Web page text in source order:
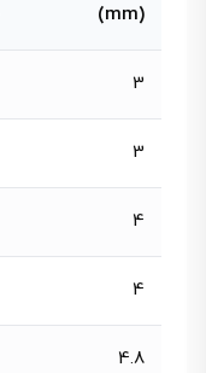
(mm)
3
3
4
4
4.8